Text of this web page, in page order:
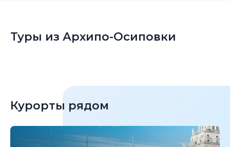
Туры из Архипо-Осиповки
Курорты рядом